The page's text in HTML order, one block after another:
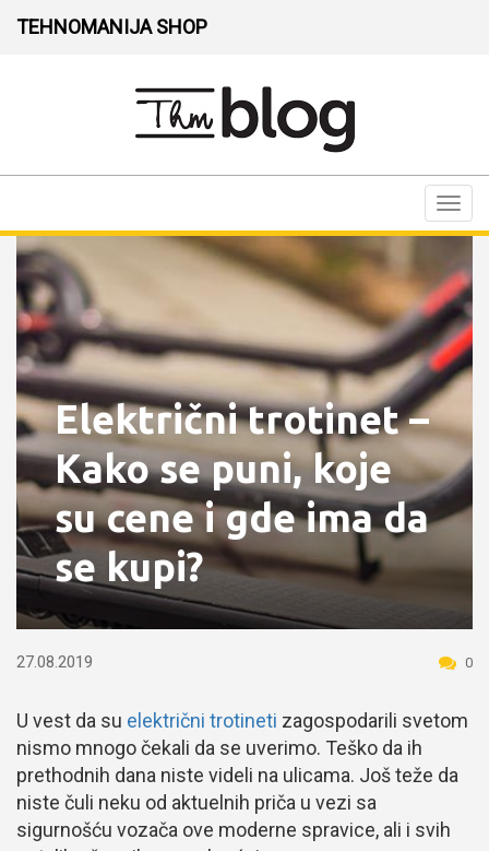
TEHNOMANIJA SHOP
Električni trotinet –
Kako se puni, koje
su cene i gde ima da
se kupi?
27.08.2019 0
U vest da su električni trotineti zagospodarili svetom
nismo mnogo čekali da se uverimo. Teško da ih
prethodnih dana niste videli na ulicama. Još teže da
niste čuli neku od aktuelnih priča u vezi sa
sigurnošću vozača ove moderne spravice, ali i svih